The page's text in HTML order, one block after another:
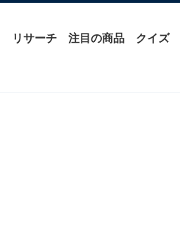
リサーチ 注目の商品 クイズ